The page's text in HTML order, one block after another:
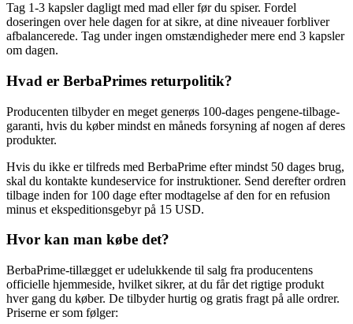
Tag 1-3 kapsler dagligt med mad eller før du spiser. Fordel
doseringen over hele dagen for at sikre, at dine niveauer forbliver
afbalancerede. Tag under ingen omstændigheder mere end 3 kapsler
om dagen.
Hvad er BerbaPrimes returpolitik?
Producenten tilbyder en meget generøs 100-dages pengene-tilbage-
garanti, hvis du køber mindst en måneds forsyning af nogen af ​​deres
produkter.
Hvis du ikke er tilfreds med BerbaPrime efter mindst 50 dages brug,
skal du kontakte kundeservice for instruktioner. Send derefter ordren
tilbage inden for 100 dage efter modtagelse af den for en refusion
minus et ekspeditionsgebyr på 15 USD.
Hvor kan man købe det?
BerbaPrime-tillægget er udelukkende til salg fra producentens
officielle hjemmeside, hvilket sikrer, at du får det rigtige produkt
hver gang du køber. De tilbyder hurtig og gratis fragt på alle ordrer.
Priserne er som følger: